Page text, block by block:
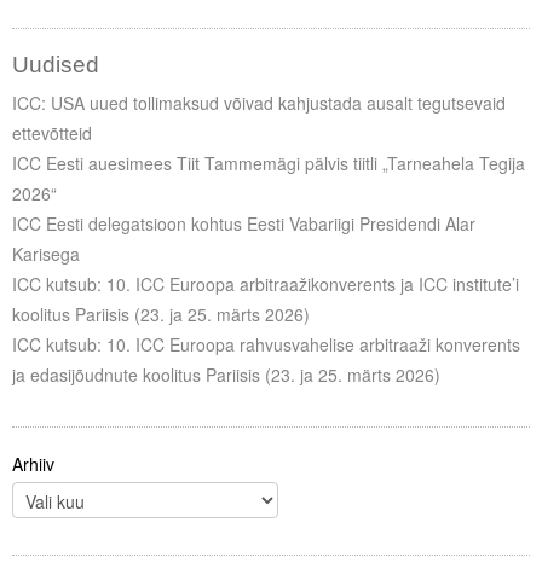
Uudised
ICC: USA uued tollimaksud võivad kahjustada ausalt tegutsevaid
ettevõtteid
ICC Eesti auesimees Tiit Tammemägi pälvis tiitli „Tarneahela Tegija
2026“
ICC Eesti delegatsioon kohtus Eesti Vabariigi Presidendi Alar
Karisega
ICC kutsub: 10. ICC Euroopa arbitraažikonverents ja ICC institute’i
koolitus Pariisis (23. ja 25. märts 2026)
ICC kutsub: 10. ICC Euroopa rahvusvahelise arbitraaži konverents
ja edasijõudnute koolitus Pariisis (23. ja 25. märts 2026)
Arhiiv